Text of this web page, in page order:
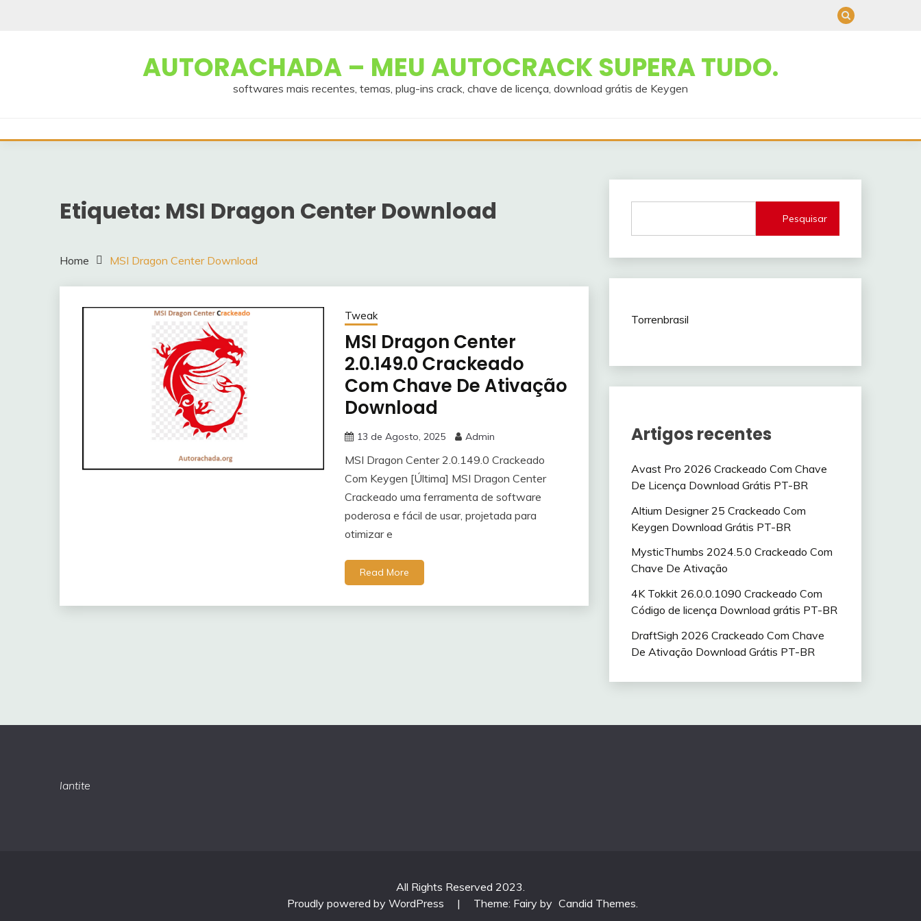
AUTORACHADA – MEU AUTOCRACK SUPERA TUDO.
softwares mais recentes, temas, plug-ins crack, chave de licença, download grátis de Keygen
Etiqueta: MSI Dragon Center Download
Home MSI Dragon Center Download
Tweak
MSI Dragon Center
2.0.149.0 Crackeado
Com Chave De Ativação
Download
13 de Agosto, 2025 Admin
MSI Dragon Center 2.0.149.0 Crackeado
Com Keygen [Última] MSI Dragon Center
Crackeado uma ferramenta de software
poderosa e fácil de usar, projetada para
otimizar e
Read More
Pesquisar
Torrenbrasil
Artigos recentes
Avast Pro 2026 Crackeado Com Chave
De Licença Download Grátis PT-BR
Altium Designer 25 Crackeado Com
Keygen Download Grátis PT-BR
MysticThumbs 2024.5.0 Crackeado Com
Chave De Ativação
4K Tokkit 26.0.0.1090 Crackeado Com
Código de licença Download grátis PT-BR
DraftSigh 2026 Crackeado Com Chave
De Ativação Download Grátis PT-BR
lantite
All Rights Reserved 2023.
Proudly powered by WordPress
| Theme: Fairy by Candid Themes.